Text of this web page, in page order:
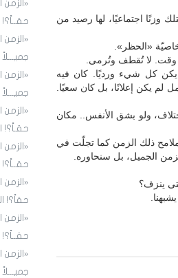
«الزمن
حقــاً؟!
«الزمن
«الزمن
حقـاً؟!
«الزمن
حقــاً؟!
حقاً؟!
«الزمن
حقــاً؟!
«الزمن
وزنًا اجتماعيًا، لها رصيد من
«الحظر».
وقت. لا تُقطف وتُرمى.
يكن كل شيء ورديًا. كان فيه
لم يكن إعلانًا، بل كان سعيًا.
ولو بشق الأنفس.. مكان
ذلك الزمن كما تجلّت في
الجميل، بل سنحاوره.
ينزف؟